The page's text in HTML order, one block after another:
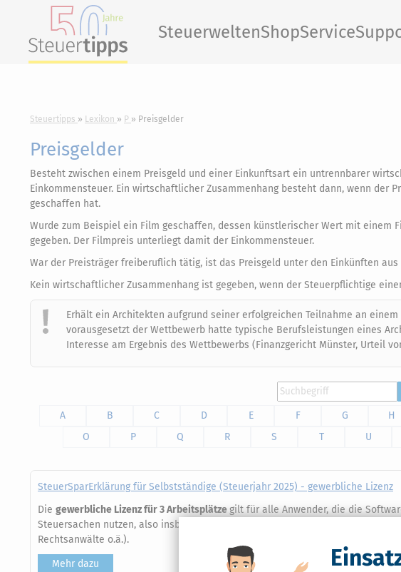
SteuerweltenShopService
Steuertipps Lexikon P Preisgelder
Preisgelder
Besteht zwischen einem Preisgeld und einer Einkunftsart ein untrennbarer
Einkommensteuer. Ein wirtschaftlicher Zusammenhang besteht dann, wenn der
geschaffen hat.
Wurde zum Beispiel ein Film geschaffen, dessen künstlerischer Wert mit
gegeben. Der Filmpreis unterliegt damit der Einkommensteuer.
War der Preisträger freiberuflich tätig, ist das Preisgeld unter den Einkünften
Kein wirtschaftlicher Zusammenhang ist gegeben, wenn der Steuerpflichtige
Erhält ein Architekten aufgrund seiner erfolgreichen Teilnahme an
vorausgesetzt der Wettbewerb hatte typische Berufsleistungen eines
Interesse am Ergebnis des Wettbewerbs (Finanzgericht Münster, Urteil
A
B C D E F G H
O
P Q R S T U
SteuerSparErklärung für Selbstständige (Steuerjahr 2025) - gewerbliche Lizenz
Die gewerbliche Lizenz für 3 Arbeitsplätzegilt für alle Anwender, die die
Steuersachen nutzen, also insbesondere beim Einsatz in steuerberatenden
Rechtsanwälte o.ä.).
Mehr dazu